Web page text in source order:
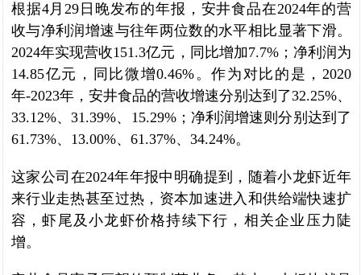
根据4月29日晚发布的年报，安井食品在2024年的营
收与净利润增速与往年两位数的水平相比显著下滑。
2024年实现营收151.3亿元，同比增加7.7%；净利润为
14.85亿元，同比微增0.46%。作为对比的是，2020
年-2023年，安井食品的营收增速分别达到了32.25%、
33.12%、31.39%、15.29%；净利润增速则分别达到了
61.73%、13.00%、61.37%、34.24%。
这家公司在2024年年报中明确提到，随着小龙虾近年
来行业走热甚至过热，资本加速进入和供给端快速扩
容，虾尾及小龙虾价格持续下行，相关企业压力陡
增。